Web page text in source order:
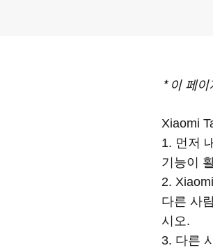
* 이 페
Xiaomi
1. 먼저
기능이
2.
다른 사
시오.
3. 다른